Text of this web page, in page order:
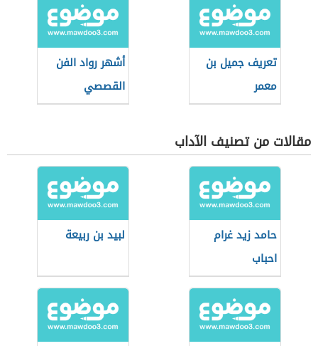
تعريف جميل بن
معمر
أشهر رواد الفن
القصصي
مقالات من تصنيف الآداب
حامد زيد غرام
احباب
لبيد بن ربيعة